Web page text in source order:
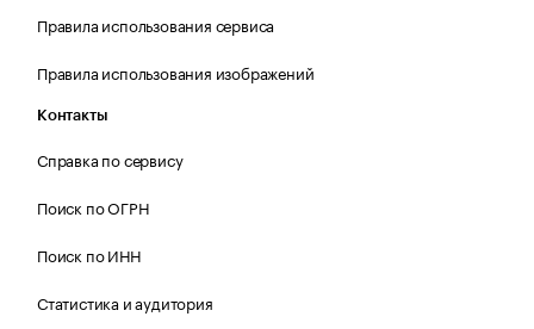
Правила использования сервиса
Правила использования изображений
Контакты
Справка по сервису
Поиск по ОГРН
Поиск по ИНН
Статистика и аудитория